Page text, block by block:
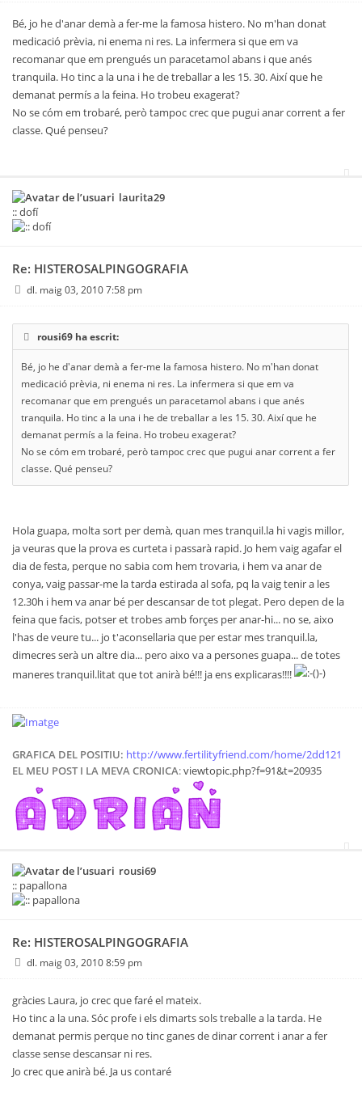
Bé, jo he d'anar demà a fer-me la famosa histero. No m'han donat
medicació prèvia, ni enema ni res. La infermera si que em va
recomanar que em prengués un paracetamol abans i que anés
tranquila. Ho tinc a la una i he de treballar a les 15. 30. Així que he
demanat permís a la feina. Ho trobeu exagerat?
No se cóm em trobaré, però tampoc crec que pugui anar corrent a fer
classe. Qué penseu?
laurita29
:: dofí
Re: HISTEROSALPINGOGRAFIA
dl. maig 03, 2010 7:58 pm
rousi69 ha escrit:
Bé, jo he d'anar demà a fer-me la famosa histero. No m'han donat
medicació prèvia, ni enema ni res. La infermera si que em va
recomanar que em prengués un paracetamol abans i que anés
tranquila. Ho tinc a la una i he de treballar a les 15. 30. Així que he
demanat permís a la feina. Ho trobeu exagerat?
No se cóm em trobaré, però tampoc crec que pugui anar corrent a fer
classe. Qué penseu?
Hola guapa, molta sort per demà, quan mes tranquil.la hi vagis millor,
ja veuras que la prova es curteta i passarà rapid. Jo hem vaig agafar el
dia de festa, perque no sabia com hem trovaria, i hem va anar de
conya, vaig passar-me la tarda estirada al sofa, pq la vaig tenir a les
12.30h i hem va anar bé per descansar de tot plegat. Pero depen de la
feina que facis, potser et trobes amb forçes per anar-hi... no se, aixo
l'has de veure tu... jo t'aconsellaria que per estar mes tranquil.la,
dimecres serà un altre dia... pero aixo va a persones guapa... de totes
maneres tranquil.litat que tot anirà bé!!! ja ens explicaras!!!!
GRAFICA DEL POSITIU: http://www.fertilityfriend.com/home/2dd121
EL MEU POST I LA MEVA CRONICA:viewtopic.php?f=91&t=20935
rousi69
:: papallona
Re: HISTEROSALPINGOGRAFIA
dl. maig 03, 2010 8:59 pm
gràcies Laura, jo crec que faré el mateix.
Ho tinc a la una. Sóc profe i els dimarts sols treballe a la tarda. He
demanat permis perque no tinc ganes de dinar corrent i anar a fer
classe sense descansar ni res.
Jo crec que anirà bé. Ja us contaré